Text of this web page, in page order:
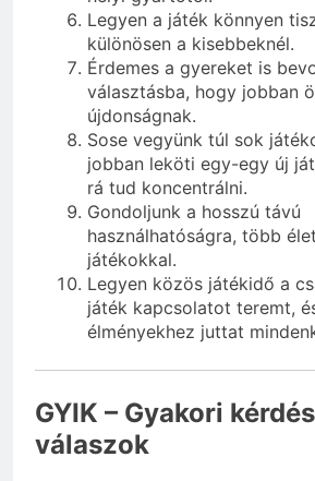
Legyen a játék könnyen
különösen a kisebbeknél.
Érdemes a gyereket is
választásba, hogy jobban
újdonságnak.
Sose vegyünk túl sok
jobban leköti egy-egy új
rá tud koncentrálni.
Gondoljunk a hosszú távú
használhatóságra, több
játékokkal.
Legyen közös játékidő a
játék kapcsolatot teremt,
élményekhez juttat
GYIK – Gyakori
válaszok